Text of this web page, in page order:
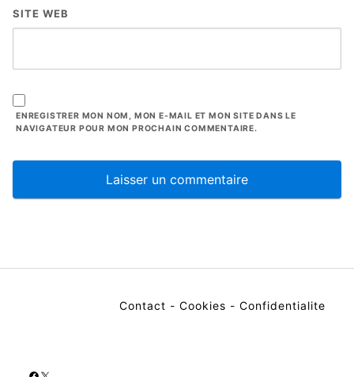
SITE WEB
ENREGISTRER MON NOM, MON E-MAIL ET MON SITE DANS LE
NAVIGATEUR POUR MON PROCHAIN COMMENTAIRE.
Contact - Cookies - Confidentialite
Facebook
X